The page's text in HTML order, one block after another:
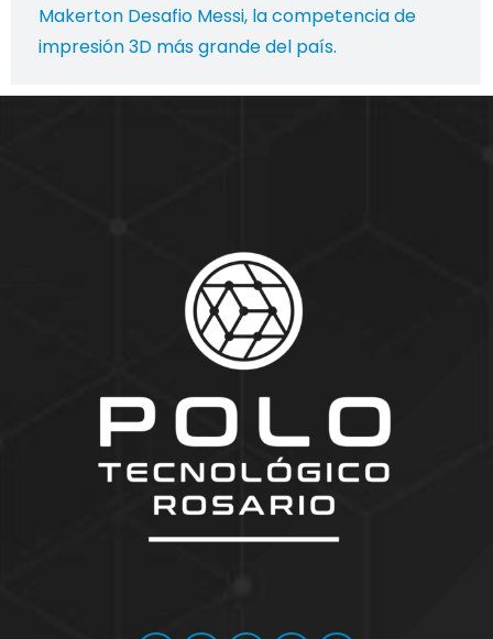
Makerton Desafio Messi, la competencia de
impresión 3D más grande del país.